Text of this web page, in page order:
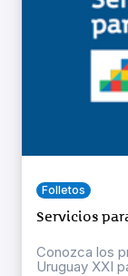
Folletos
Servicios
Conozca los
Uruguay XXI